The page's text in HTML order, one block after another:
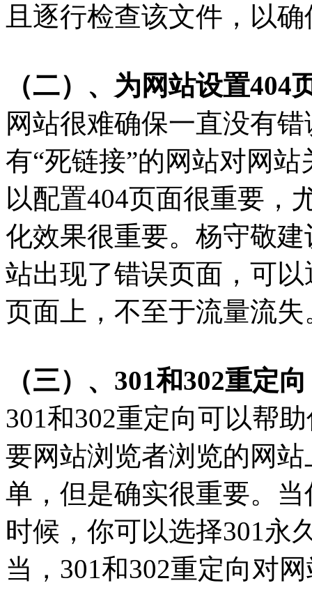
且逐行检查该文件，以
（二）、为网站设置404
网站很难确保一直没有
有“死链接”的网站对网
以配置404页面很重要，
化效果很重要。杨守敬
站出现了错误页面，可
页面上，不至于流量流失
（三）、301和302重定向
301和302重定向可以帮
要网站浏览者浏览的网
单，但是确实很重要。
时候，你可以选择301永
当，301和302重定向对